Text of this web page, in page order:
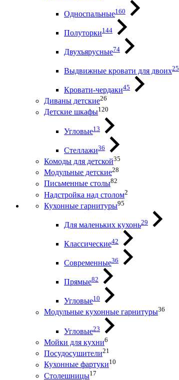
Односпальные160
Полуторки144
Двухъярусные74
Выдвижные кровати для двоих25
Кровати-чердаки45
Диваны детские26
Детские шкафы120
Угловые13
Стеллажи36
Комоды для детской35
Модульные детские28
Письменные столы82
Надстройка над столом2
Кухонные гарнитуры95
Для маленьких кухонь29
Классические42
Современные36
Прямые82
Угловые10
Модульные кухонные гарнитуры36
Угловые23
Мойки для кухни6
Посудосушители21
Кухонные фартуки10
Столешницы17